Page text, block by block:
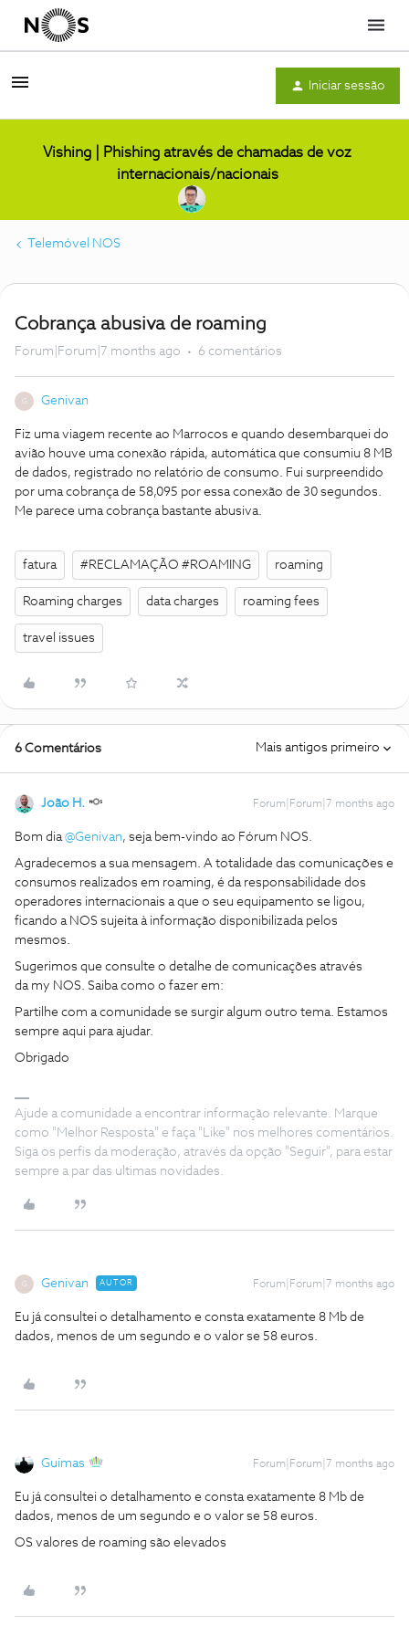
Menu
Iniciar sessão
Vishing | Phishing através de chamadas de voz
internacionais/nacionais
Telemóvel NOS
Cobrança abusiva de roaming
Forum|Forum|7 months ago 6 comentários
G Genivan
Fiz uma viagem recente ao Marrocos e quando desembarquei do
avião houve uma conexão rápida, automática que consumiu 8 MB
de dados, registrado no relatório de consumo. Fui surpreendido
por uma cobrança de 58,095 por essa conexão de 30 segundos.
Me parece uma cobrança bastante abusiva.
fatura #RECLAMAÇÃO #ROAMING roaming
Roaming charges data charges roaming fees
travel issues
6 Comentários Mais antigos primeiro
João H. Forum|Forum|7 months ago
Bom dia ​@Genivan, seja bem-vindo ao Fórum NOS.
Agradecemos a sua mensagem. A totalidade das comunicações e
consumos realizados em roaming, é da responsabilidade dos
operadores internacionais a que o seu equipamento se ligou,
ficando a NOS sujeita à informação disponibilizada pelos
mesmos.
Sugerimos que consulte o detalhe de comunicações através
da my NOS. Saiba como o fazer em:
Partilhe com a comunidade se surgir algum outro tema. Estamos
sempre aqui para ajudar.
Obrigado
Ajude a comunidade a encontrar informação relevante. Marque
como "Melhor Resposta" e faça "Like" nos melhores comentários.
Siga os perfis da moderação, através da opção "Seguir", para estar
sempre a par das ultimas novidades.
G Genivan AUTOR Forum|Forum|7 months ago
Eu já consultei o detalhamento e consta exatamente 8 Mb de
dados, menos de um segundo e o valor se 58 euros.
Guimas Forum|Forum|7 months ago
Eu já consultei o detalhamento e consta exatamente 8 Mb de
dados, menos de um segundo e o valor se 58 euros.
OS valores de roaming são elevados